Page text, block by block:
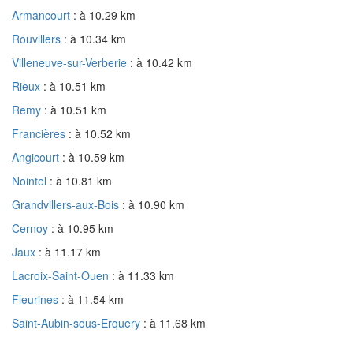
Armancourt : à 10.29 km
Rouvillers : à 10.34 km
Villeneuve-sur-Verberie : à 10.42 km
Rieux : à 10.51 km
Remy : à 10.51 km
Francières : à 10.52 km
Angicourt : à 10.59 km
Nointel : à 10.81 km
Grandvillers-aux-Bois : à 10.90 km
Cernoy : à 10.95 km
Jaux : à 11.17 km
Lacroix-Saint-Ouen : à 11.33 km
Fleurines : à 11.54 km
Saint-Aubin-sous-Erquery : à 11.68 km